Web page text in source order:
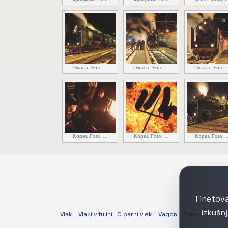
Divaca. Foto:... Divaca. Foto:... Divaca.
Koper. Foto: ... Koper. Foto: ... Koper. Foto:
Vlaki | Vlaki v tujini | O parni vleki | Vagoni Železnica v